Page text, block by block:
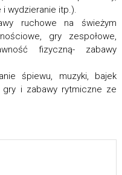
wydzieranie itp.).
ruchowe na świeżym
gry zespołowe,
fizyczną- zabawy
śpiewu, muzyki, bajek
gry i zabawy rytmiczne ze